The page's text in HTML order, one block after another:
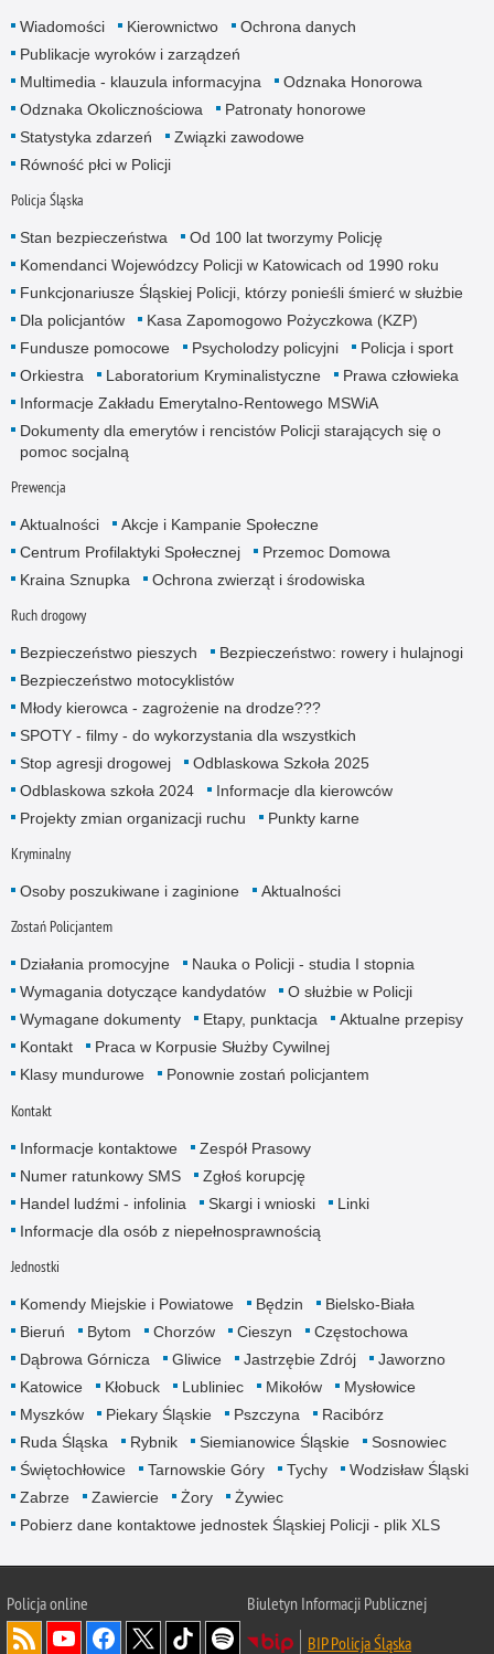
Wiadomości Kierownictwo
Ochrona danych
Publikacje wyroków i zarządzeń
Multimedia - klauzula informacyjna
Odznaka Honorowa
Odznaka Okolicznościowa
Patronaty honorowe
Statystyka zdarzeń
Związki zawodowe
Równość płci w Policji
Policja Śląska
Stan bezpieczeństwa
Od 100 lat tworzymy Policję
Komendanci Wojewódzcy Policji w Katowicach od 1990 roku
Funkcjonariusze Śląskiej Policji, którzy ponieśli śmierć w służbie
Dla policjantów
Kasa Zapomogowo Pożyczkowa (KZP)
Fundusze pomocowe
Psycholodzy policyjni
Policja i sport
Orkiestra
Laboratorium Kryminalistyczne
Prawa człowieka
Informacje Zakładu Emerytalno-Rentowego MSWiA
Dokumenty dla emerytów i rencistów Policji starających się o
pomoc socjalną
Prewencja
Aktualności
Akcje i Kampanie Społeczne
Centrum Profilaktyki Społecznej
Przemoc Domowa
Kraina Sznupka
Ochrona zwierząt i środowiska
Ruch drogowy
Bezpieczeństwo pieszych
Bezpieczeństwo: rowery i hulajnogi
Bezpieczeństwo motocyklistów
Młody kierowca - zagrożenie na drodze???
SPOTY - filmy - do wykorzystania dla wszystkich
Stop agresji drogowej
Odblaskowa Szkoła 2025
Odblaskowa szkoła 2024
Informacje dla kierowców
Projekty zmian organizacji ruchu
Punkty karne
Kryminalny
Osoby poszukiwane i zaginione Aktualności
Zostań Policjantem
Działania promocyjne
Nauka o Policji - studia I stopnia
Wymagania dotyczące kandydatów
O służbie w Policji
Wymagane dokumenty
Etapy, punktacja
Aktualne przepisy
Kontakt
Praca w Korpusie Służby Cywilnej
Klasy mundurowe
Ponownie zostań policjantem
Kontakt
Informacje kontaktowe
Zespół Prasowy
Numer ratunkowy SMS
Zgłoś korupcję
Handel ludźmi - infolinia
Skargi i wnioski
Linki
Informacje dla osób z niepełnosprawnością
Jednostki
Komendy Miejskie i Powiatowe Będzin
Bielsko-Biała
Bieruń
Bytom Chorzów Cieszyn
Częstochowa
Dąbrowa Górnicza
Gliwice Jastrzębie Zdrój
Jaworzno
Katowice
Kłobuck Lubliniec Mikołów
Mysłowice
Myszków
Piekary Śląskie Pszczyna
Racibórz
Ruda Śląska
Rybnik Siemianowice Śląskie
Sosnowiec
Świętochłowice
Tarnowskie Góry Tychy
Wodzisław Śląski
Zabrze
Zawiercie Żory
Żywiec
Pobierz dane kontaktowe jednostek Śląskiej Policji - plik XLS
Policja online
Biuletyn Informacji Publicznej
BIP Policja Śląska